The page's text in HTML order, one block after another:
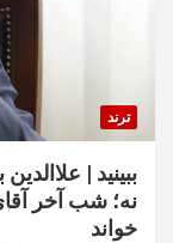
ترند
ببینید |
نه؛ شب آخر
خواند